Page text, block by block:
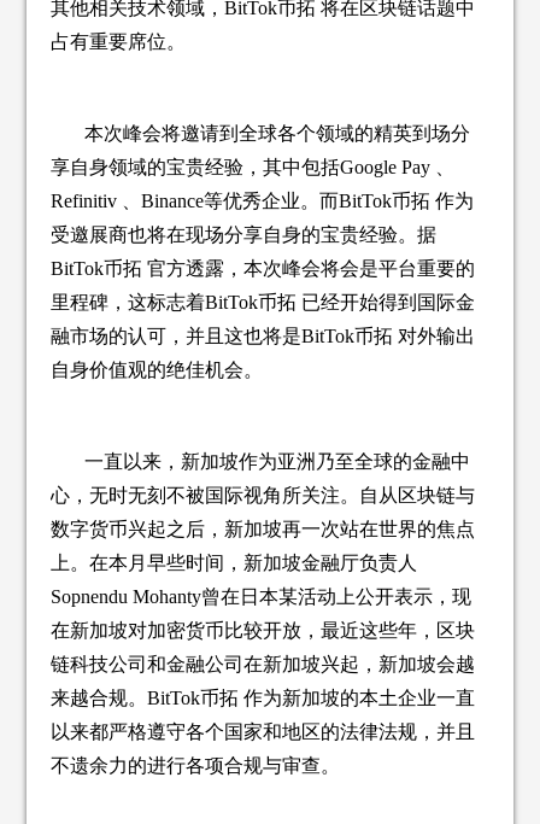
其他相关技术领域，BitTok币拓 将在区块链话题中
占有重要席位。
本次峰会将邀请到全球各个领域的精英到场分
享自身领域的宝贵经验，其中包括Google Pay 、
Refinitiv 、Binance等优秀企业。而BitTok币拓 作为
受邀展商也将在现场分享自身的宝贵经验。据
BitTok币拓 官方透露，本次峰会将会是平台重要的
里程碑，这标志着BitTok币拓 已经开始得到国际金
融市场的认可，并且这也将是BitTok币拓 对外输出
自身价值观的绝佳机会。
一直以来，新加坡作为亚洲乃至全球的金融中
心，无时无刻不被国际视角所关注。自从区块链与
数字货币兴起之后，新加坡再一次站在世界的焦点
上。在本月早些时间，新加坡金融厅负责人
Sopnendu Mohanty曾在日本某活动上公开表示，现
在新加坡对加密货币比较开放，最近这些年，区块
链科技公司和金融公司在新加坡兴起，新加坡会越
来越合规。BitTok币拓 作为新加坡的本土企业一直
以来都严格遵守各个国家和地区的法律法规，并且
不遗余力的进行各项合规与审查。